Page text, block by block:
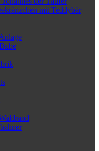
mit Teddybär